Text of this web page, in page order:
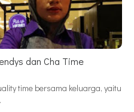
dan Cha Time
time bersama keluarga, yaitu